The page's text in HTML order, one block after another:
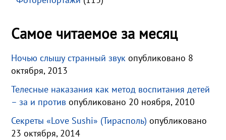
Самое читаемое за месяц
Ночью слышу странный звук опубликовано 8
октября, 2013
Телесные наказания как метод воспитания детей
– за и против опубликовано 20 ноября, 2010
Секреты «Love Sushi» (Тирасполь) опубликовано
23 октября, 2014